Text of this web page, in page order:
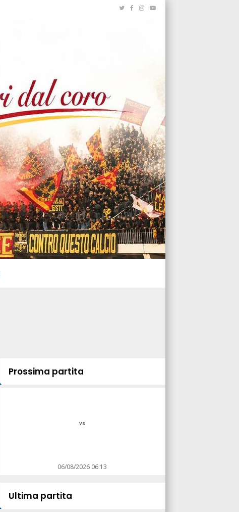
Prossima partita
vs
06/08/2026 06:13
Ultima partita